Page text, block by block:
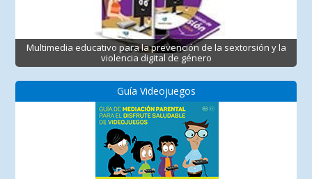
Multimedia educativo para la prevención de la sextorsión y la
violencia digital de género
Guía Videojuegos